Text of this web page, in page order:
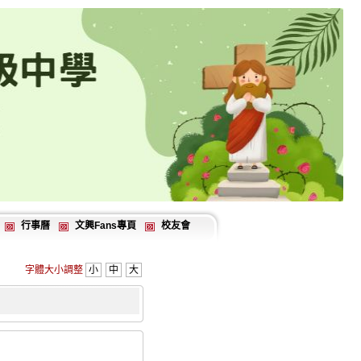
行事曆 文興Fans專頁 校友會
字體大小調整 小 中 大